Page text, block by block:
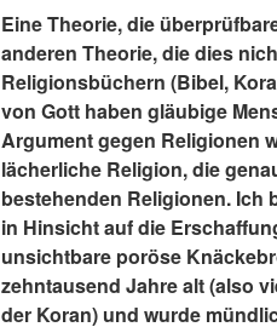
Eine Theorie, die
anderen Theorie, die dies
Religionsbüchern (Bibel,
von Gott haben gläubige
Argument gegen Religionen
lächerliche Religion, die
bestehenden Religionen. Ich
in Hinsicht auf die
unsichtbare poröse
zehntausend Jahre alt (also
der Koran) und wurde